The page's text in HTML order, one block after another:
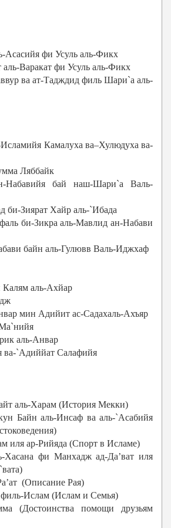
Асасийя фи Усуль аль-Фикх
Варакат фи Усуль аль-Фикх
ва ат-Тадждид филь Шари`а аль-
Камалуха ва–Хулюдуха ва-
Ляббайк
Набавийя бай наш-Шари`а Валь-
би-Зиярат Хайр аль-`Ибада
би-Зикра аль-Мавлид ан-Набави
байн аль-Гулювв Валь-Иджхаф
Калям аль-Ахйар
мин Адийит ас-Садахаль-Ахъяр
аль-Анвар
ва-`Адиййат Салафийя
аль-Харам (История Мекки)
Байн аль-Инсаф ва аль-`Асабийя
иля ар-Рийяда (Спорт в Исламе)
Хасана фи Манхадж ад-Да’ват иля
(Описание Рая)
Ислам (Ислам и Семья)
(Достоинства помощи друзьям